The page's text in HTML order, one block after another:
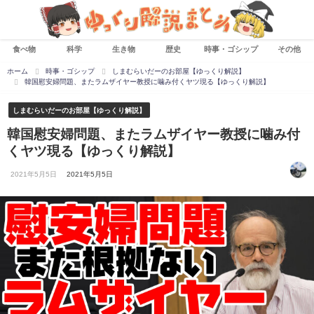
食べ物 科学 生き物 歴史 時事・ゴシップ その他
ホーム 時事・ゴシップ
しまむらいだーのお部屋【ゆっくり解説】
韓国慰安婦問題、またラムザイヤー教授に噛み付くヤツ現る【ゆっくり解説】
しまむらいだーのお部屋【ゆっくり解説】
韓国慰安婦問題、またラムザイヤー教授に噛み付
くヤツ現る【ゆっくり解説】
2021年5月5日 2021年5月5日